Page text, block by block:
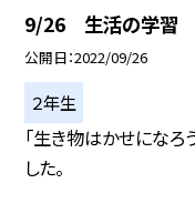
9/26 生活の学習
公開日 2022/09/26
２年生
「生き物はかせになろ
した。